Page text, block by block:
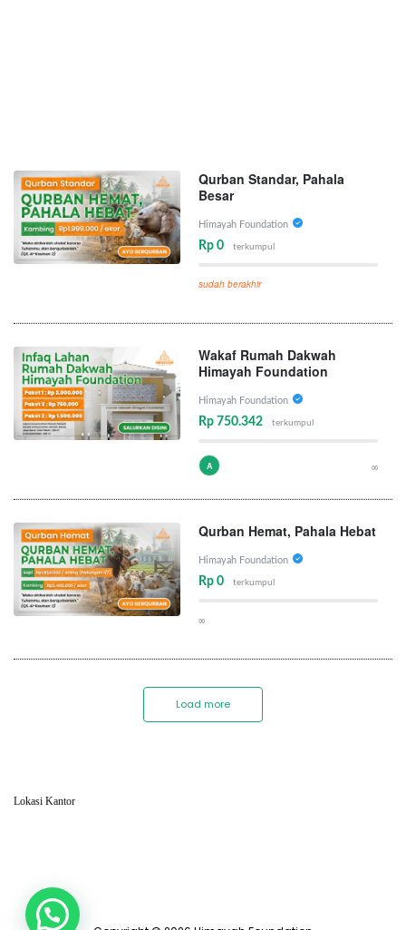
Qurban Standar, Pahala
Besar
Himayah Foundation
Rp 0 terkumpul
sudah berakhir
Wakaf Rumah Dakwah
Himayah Foundation
Himayah Foundation
Rp 750.342 terkumpul
A ∞
Qurban Hemat, Pahala Hebat
Himayah Foundation
Rp 0 terkumpul
∞
Load more
Lokasi Kantor